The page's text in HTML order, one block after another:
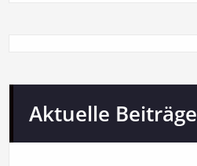
Aktuelle Beiträge